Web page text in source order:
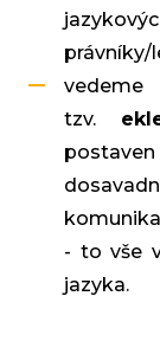
právníky/
tzv.
- to vše
jazyka.